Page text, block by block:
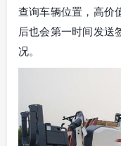
查询车辆位置，高价
后也会第一时间发送
况。